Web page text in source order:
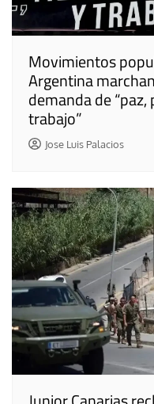
Movimientos
Argentina
demanda de
trabajo”
Jose Luis Palacios